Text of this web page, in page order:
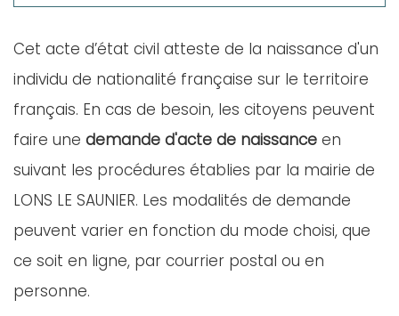
Cet acte d’état civil atteste de la naissance d'un
individu de nationalité française sur le territoire
français. En cas de besoin, les citoyens peuvent
faire une demande d'acte de naissance en
suivant les procédures établies par la mairie de
LONS LE SAUNIER. Les modalités de demande
peuvent varier en fonction du mode choisi, que
ce soit en ligne, par courrier postal ou en
personne.